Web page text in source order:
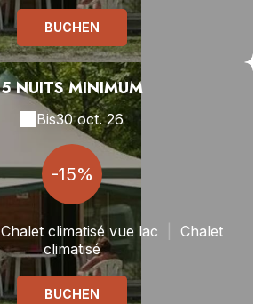
BUCHEN
5 NUITS MINIMUM
Bis30 oct. 26
-15%
Chalet climatisé vue lac
Chalet
climatisé
BUCHEN